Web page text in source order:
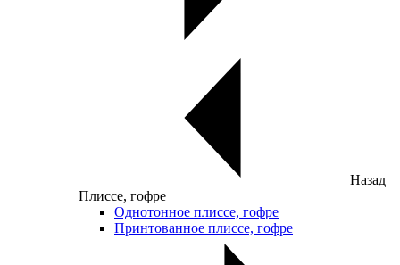
Назад
Плиссе, гофре
Однотонное плиссе, гофре
Принтованное плиссе, гофре